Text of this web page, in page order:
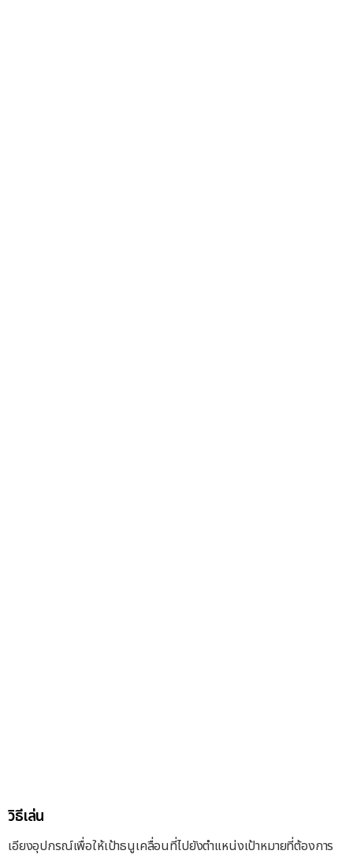
วิธีเล่น
เอียงอุปกรณ์เพื่อให้เป้าธนูเคลื่อนที่ไปยังตำแหน่งเป้าหมายที่ต้องการ